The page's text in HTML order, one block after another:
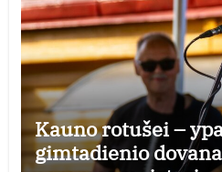
Kauno rotušei –
gimtadienio